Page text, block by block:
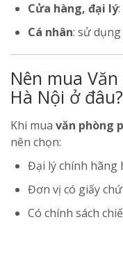
Cửa hàng, đại lý
Cá nhân: sử
Nên mua
Hà Nội ở đâu?
Khi mua văn phòng
nên chọn:
Đại lý chính hãng
Đơn vị có giấy
Có chính sách